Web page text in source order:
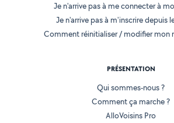
Je n'arrive pas à me connecter à
Je n'arrive pas à m'inscrire depuis
Comment réinitialiser / modifier mon
PRÉSENTATION
Qui sommes-nous ?
Comment ça marche ?
AlloVoisins Pro